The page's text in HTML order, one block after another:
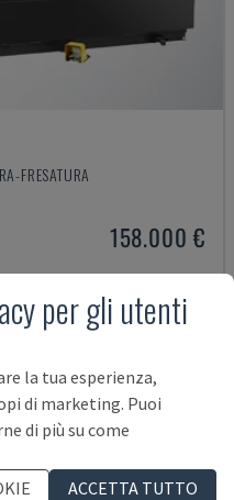
FRESATURA
158.000 €
per gli utenti
la tua esperienza,
di marketing. Puoi
di più su come
ACCETTA TUTTO